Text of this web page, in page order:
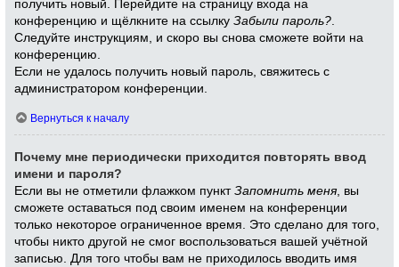
получить новый. Перейдите на страницу входа на
конференцию и щёлкните на ссылкуЗабыли пароль?
Следуйте инструкциям, и скоро вы снова сможете войти на
конференцию.
Если не удалось получить новый пароль, свяжитесь с
администратором конференции.
Вернуться к началу
Почему мне периодически приходится повторять ввод
имени и пароля?
Если вы не отметили флажком пунктЗапомнить меня , вы
сможете оставаться под своим именем на конференции
только некоторое ограниченное время. Это сделано для того,
чтобы никто другой не смог воспользоваться вашей учётной
записью. Для того чтобы вам не приходилось вводить имя